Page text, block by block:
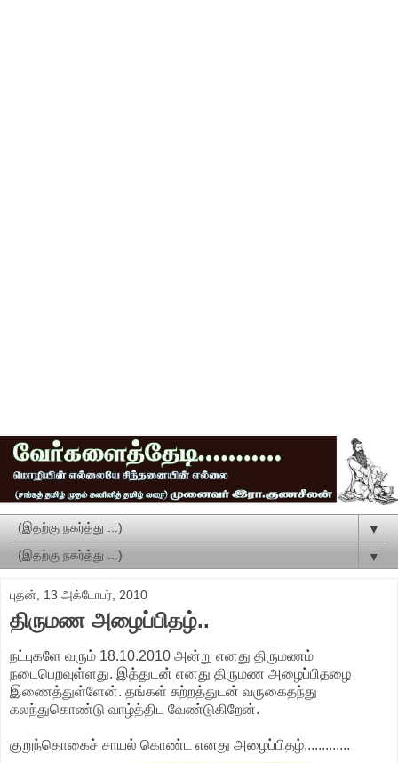
▼
▼
புதன், 13 அக்டோபர், 2010
திருமண அழைப்பிதழ்..
நட்புகளே வரும் 18.10.2010 அன்று எனது திருமணம்
நடைபெறவுள்ளது. இத்துடன் எனது திருமண அழைப்பிதழை
இணைத்துள்ளேன். தங்கள் சுற்றத்துடன் வருகைதந்து
கலந்துகொண்டு வாழ்த்திட வேண்டுகிறேன்.
குறுந்தொகைச் சாயல் கொண்ட எனது அழைப்பிதழ்.............